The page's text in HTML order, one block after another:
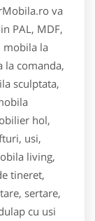
va
PAL, MDF,
mobila la
la comanda,
sculptata,
hol,
usi,
living,
tineret,
sertare,
cu usi